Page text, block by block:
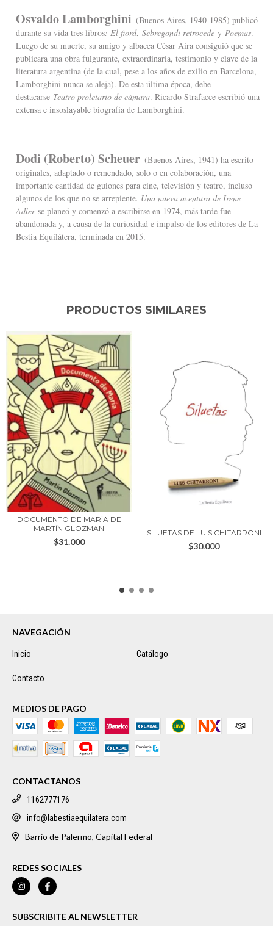
Osvaldo Lamborghini(Buenos Aires, 1940-1985) publicó
durante su vida tres libros: El fiord,Sebregondi retrocede y Poemas.
Luego de su muerte, su amigo y albacea César Aira consiguió que se
publicara una obra fulgurante, extraordinaria, testimonio y clave de la
literatura argentina (de la cual, pese a los años de exilio en Barcelona,
Lamborghini nunca se aleja). De esta última época, debe
destacarse Teatro proletario de cámara. Ricardo Strafacce escribió una
extensa e insoslayable biografía de Lamborghini.
Dodi (Roberto) Scheuer(Buenos Aires, 1941) ha escrito
originales, adaptado o remendado, solo o en colaboración, una
importante cantidad de guiones para cine, televisión y teatro, incluso
algunos de los que no se arrepiente. Una nueva aventura de Irene
Adlerse planeó y comenzó a escribirse en 1974, más tarde fue
abandonada y, a causa de la curiosidad e impulso de los editores de La
Bestia Equilátera, terminada en 2015.
PRODUCTOS SIMILARES
DOCUMENTO DE MARÍA DE
MARTÍN GLOZMAN
$31.000
SILUETAS DE LUIS CHITARRONI
$30.000
NAVEGACIÓN
Inicio Catálogo
Contacto
MEDIOS DE PAGO
CONTACTANOS
1162777176
info@labestiaequilatera.com
Barrio de Palermo, Capital Federal
REDES SOCIALES
SUBSCRIBITE AL NEWSLETTER